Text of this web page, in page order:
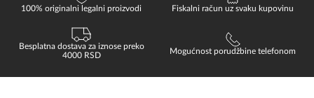
100% originalni legalni proizvodi Fiskalni račun uz svaku kupovinu
Besplatna dostava za iznose preko
4000 RSD
Mogućnost porudžbine telefonom